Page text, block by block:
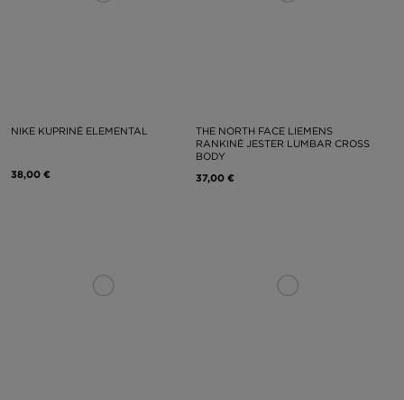
NIKE KUPRINĖ ELEMENTAL
38,00 €
THE NORTH FACE LIEMENS
RANKINĖ JESTER LUMBAR CROSS
BODY
37,00 €